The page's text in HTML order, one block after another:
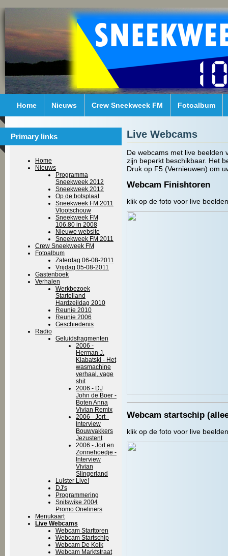
Home Nieuws Crew Sneekweek FM Fotoalbum
Primary links
Home
Nieuws
Programma
Sneekweek 2012
Sneekweek 2012
Op de botsplaat
Sneekweek FM 2011
Vlootschouw
Sneekweek FM
106.80 in 2008
Nieuwe website
Sneekweek FM 2011
Crew Sneekweek FM
Fotoalbum
Zaterdag 06-08-2011
Vrijdag 05-08-2011
Gastenboek
Verhalen
Werkbezoek
Starteiland
Hardzeildag 2010
Reunie 2010
Reunie 2006
Geschiedenis
Radio
Geluidsfragmenten
2006 -
Herman J.
Klabatski - Het
wasmachine
verhaal, vage
shit
2006 - DJ
John de Boer -
Boten Anna
Vivian Remix
2006 - Jort -
Interview
Bouwvakkers
Jezustent
2006 - Jort en
Zonnehoedje -
Interview
Vivian
Slingerland
Luister Live!
DJ's
Programmering
Snitswike 2004
Promo Oneliners
Menukaart
Live Webcams
Webcam Starttoren
Webcam Startschip
Webcam De Kolk
Webcam Marktstraat
Live Webcams
De webcams met live beelden
zijn beperkt beschikbaar. Het
Druk op F5 (Vernieuwen) om
Webcam Finishtoren
klik op de foto voor live
Webcam startschip
klik op de foto voor live